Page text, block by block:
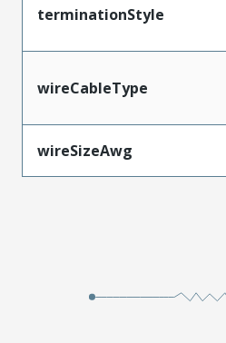
terminationStyle
wireCableType
wireSizeAwg